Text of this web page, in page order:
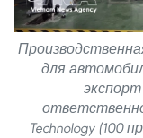
для
Technology (100